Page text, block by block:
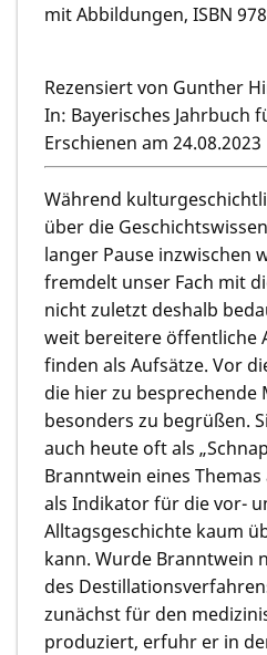
mit Abbildungen, ISBN
Rezensiert von Gunther
In: Bayerisches Jahrbuch
Erschienen am 24.08.2023
Während
über die
langer Pause inzwischen
fremdelt unser Fach mit
nicht zuletzt deshalb
weit bereitere öffentliche
finden als Aufsätze. Vor
die hier zu besprechende
besonders zu begrüßen.
auch heute oft als
Branntwein eines
als Indikator für die vor-
Alltagsgeschichte kaum
kann. Wurde Branntwein
des
zunächst für den
produziert, erfuhr er in